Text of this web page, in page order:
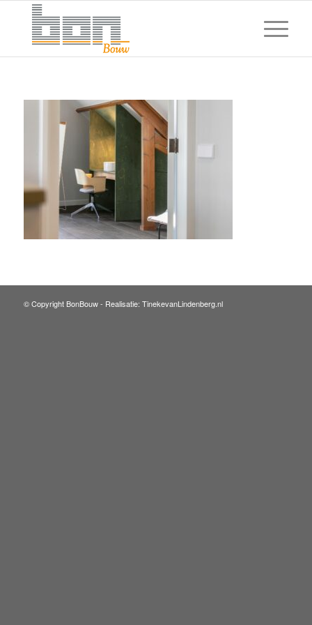
© Copyright BonBouw - Realisatie: TinekevanLindenberg.nl